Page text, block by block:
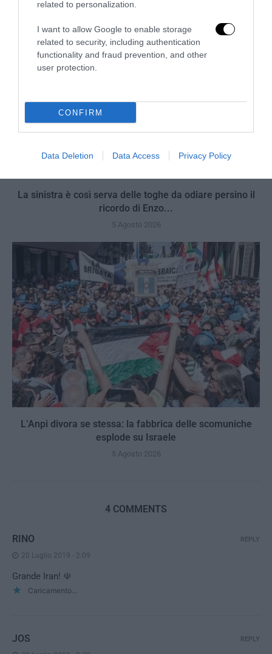
related to personalization.
I want to allow Google to enable storage
related to security, including authentication
functionality and fraud prevention, and other
user protection.
CONFIRM
Data Deletion Data Access Privacy Policy
La sinistra è così serva delle toghe da odiare persino il
ricordo di Enzo...
5 Agosto 2026
L’Anpi divora se stessa: la fabbrica delle scomuniche
esplode su Israele
5 Agosto 2026
4 COMMENTS
RINO
20 Luglio 2019 - 2:09
Grande Iran! ☫
Caricamento...
REPLY
JOS REPLY